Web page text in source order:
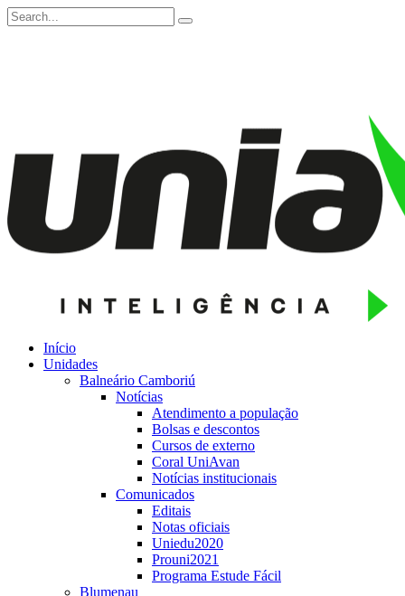
Início
Unidades
Balneário Camboriú
Notícias
Atendimento a população
Bolsas e descontos
Cursos de externo
Coral UniAvan
Notícias institucionais
Comunicados
Editais
Notas oficiais
Uniedu2020
Prouni2021
Programa Estude Fácil
Blumenau